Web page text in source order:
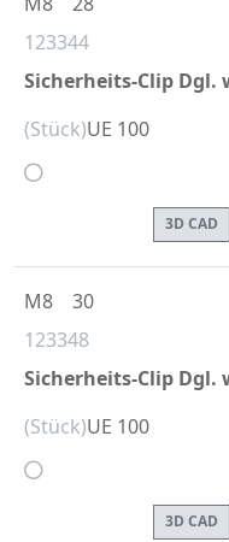
123344
Sicherheits-Clip Dgl.
(Stück)UE 100
3D CAD
123348
Sicherheits-Clip Dgl.
M8 30
(Stück)UE 100
3D CAD